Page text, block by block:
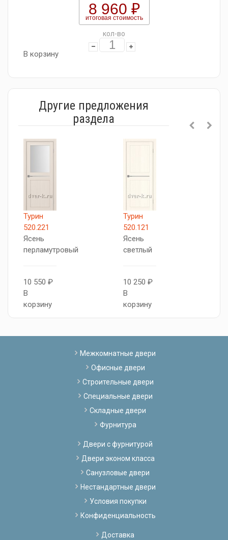
8 960 ₽
итоговая стоимость
кол-во
В корзину
Другие предложения
раздела
Турин
520.221
Ясень
перламутровый
10 550 ₽
В
корзину
Турин
520.121
Ясень
светлый
10 250 ₽
В
корзину
Межкомнатные двери
Офисные двери
Строительные двери
Специальные двери
Складные двери
Фурнитура
Двери с фурнитурой
Двери эконом класса
Санузловые двери
Нестандартные двери
Условия покупки
Конфиденциальность
Доставка